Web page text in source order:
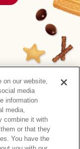
覧
on our website,
media
information
media,
combine it with
or that they
You have the